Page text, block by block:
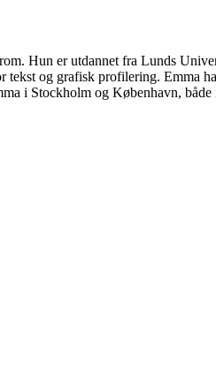
Hun er utdannet fra Lunds
tekst og grafisk profilering. Emma
i Stockholm og København,